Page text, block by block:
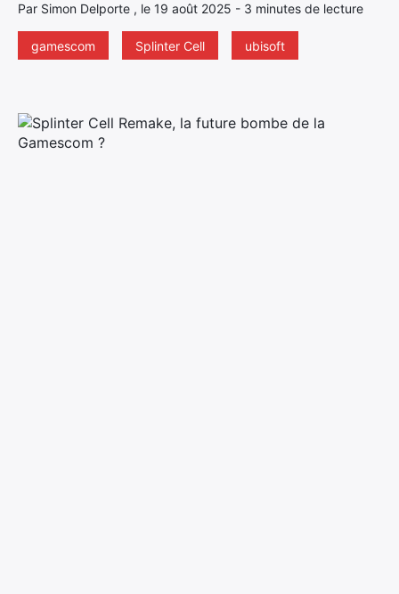
Par Simon Delporte , le 19 août 2025 - 3 minutes de lecture
gamescom Splinter Cell ubisoft